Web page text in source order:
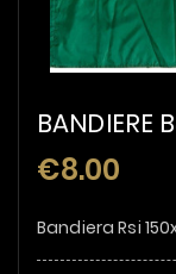
BANDIERE
€8.00
Bandiera Rsi